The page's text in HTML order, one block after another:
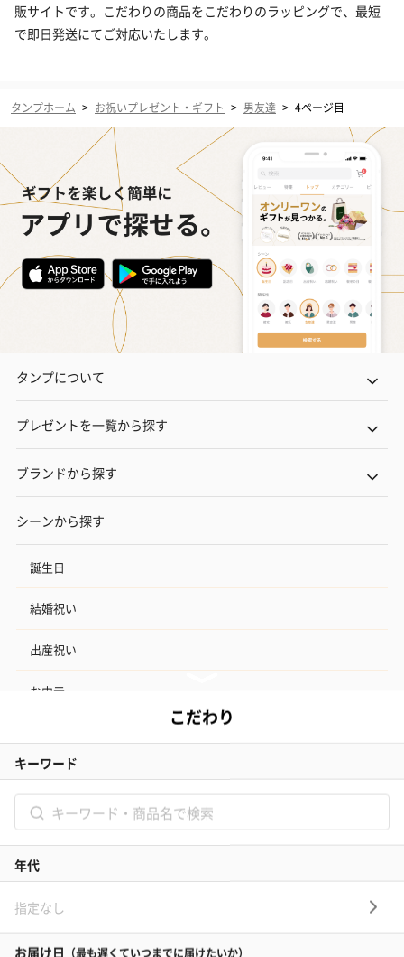
販サイトです。こだわりの商品をこだわりのラッピングで、最短
で即日発送にてご対応いたします。
タンプホーム > お祝いプレゼント・ギフト > 男友達 > 4ページ目
タンプについて
プレゼントを一覧から探す
ブランドから探す
シーンから探す
誕生日
結婚祝い
出産祝い
お中元
結婚記念日
お礼
結婚内祝い